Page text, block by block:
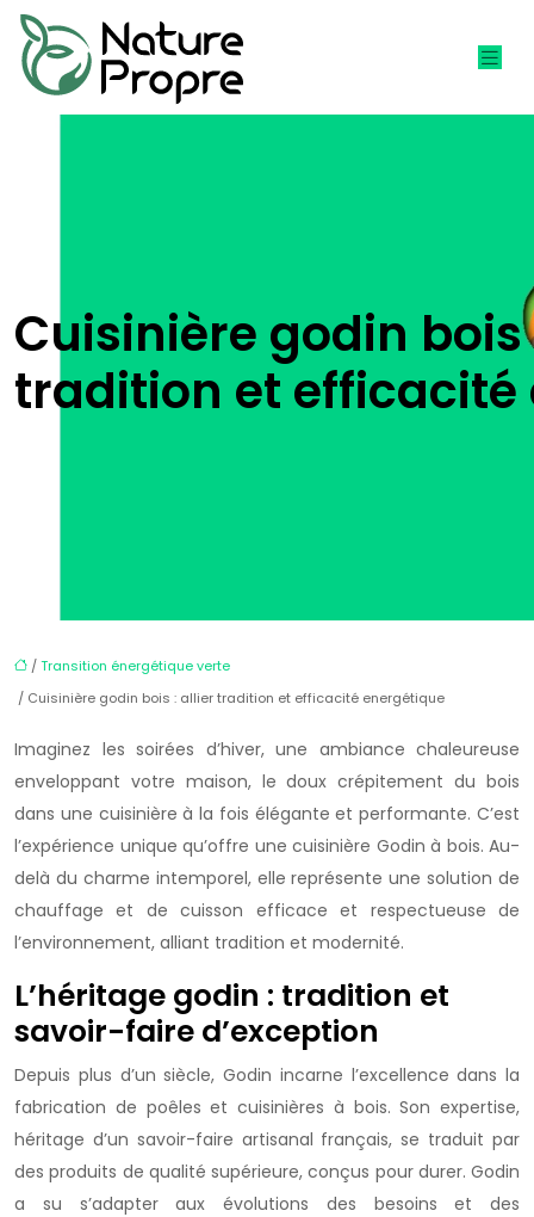
Cuisinière godin
tradition et efficacité
/Transition énergétique verte
/ Cuisinière godin bois : allier tradition et efficacité energétique
Imaginez les soirées d’hiver, une ambiance chaleureuse
enveloppant votre maison, le doux crépitement du bois
dans une cuisinière à la fois élégante et performante. C’est
l’expérience unique qu’offre une cuisinière Godin à bois. Au-
delà du charme intemporel, elle représente une solution de
chauffage et de cuisson efficace et respectueuse de
l’environnement, alliant tradition et modernité.
L’héritage godin : tradition et
savoir-faire d’exception
Depuis plus d’un siècle, Godin incarne l’excellence dans la
fabrication de poêles et cuisinières à bois. Son expertise,
héritage d’un savoir-faire artisanal français, se traduit par
des produits de qualité supérieure, conçus pour durer. Godin
a su s’adapter aux évolutions des besoins et des